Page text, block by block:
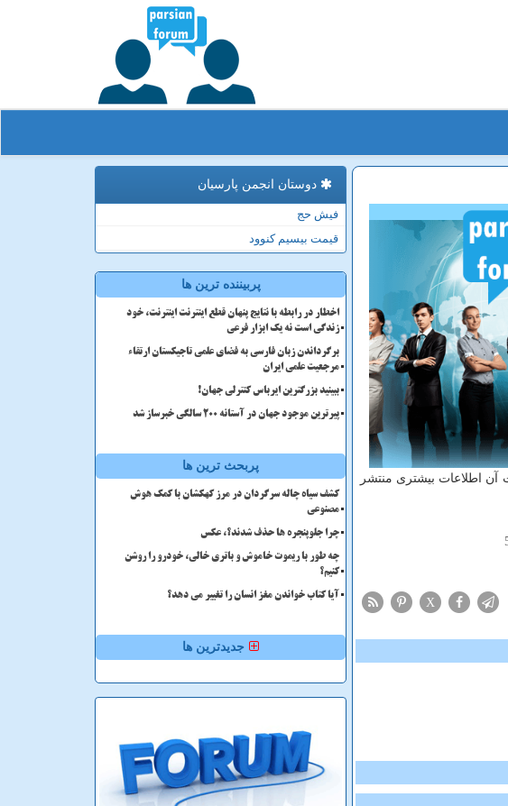
آن اطلاعات بیشتری منتشر
X
دوستان انجمن پارسیان
فیش حج
قیمت بیسیم کنوود
پربیننده ترین ها
اخطار در رابطه با نتایج پنهان قطع اینترنت اینترنت، خود
زندگی است نه یک ابزار فرعی
برگرداندن زبان فارسی به فضای علمی تاجیکستان ارتقاء
مرجعیت علمی ایران
ببینید بزرگترین ایرباس کنترلی جهان!
پیرترین موجود جهان در آستانه ۲۰۰ سالگی خبرساز شد
پربحث ترین ها
کشف سیاه چاله سرگردان در مرز کهکشان با کمک هوش
مصنوعی
چرا جلوپنجره ها حذف شدند؟، عکس
چه طور با ریموت خاموش و باتری خالی، خودرو را روشن
کنیم؟
آیا کتاب خواندن مغز انسان را تغییر می دهد؟
جدیدترین ها